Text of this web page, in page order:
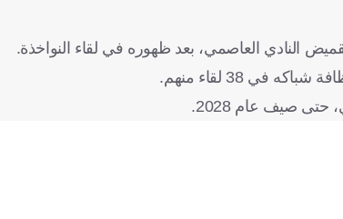
النادي العاصمي، بعد ظهوره في لقاء النواخذة.
صيف عام 2028.